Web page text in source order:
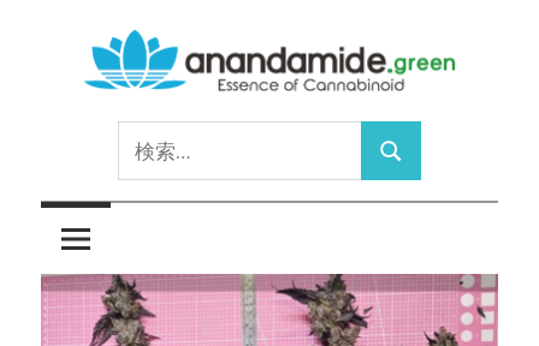
ッ
プ
anandamide.green
Cannabinoid
索:
検
索